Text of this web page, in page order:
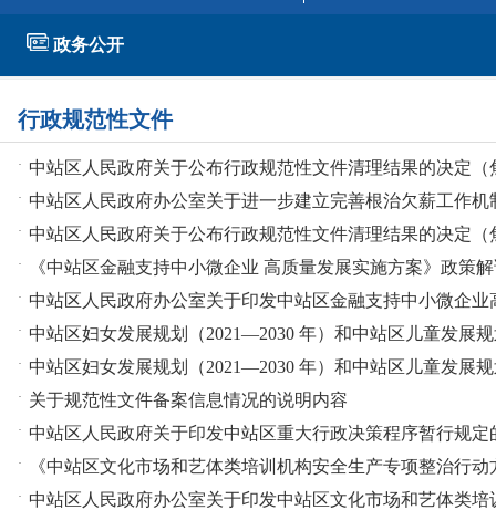
行政规范性文件
· 中站区人民政府关于公布行政规范性文件清理结果的决定（
· 中站区人民政府办公室关于进一步建立完善根治欠薪工作
· 中站区人民政府关于公布行政规范性文件清理结果的决定（
· 《中站区金融支持中小微企业 高质量发展实施方案》政策
· 中站区人民政府办公室关于印发中站区金融支持中小微企
· 中站区妇女发展规划（2021—2030 年）和中站区儿童发展
· 中站区妇女发展规划（2021—2030 年）和中站区儿童发展
· 关于规范性文件备案信息情况的说明内容
· 中站区人民政府关于印发中站区重大行政决策程序暂行规定
· 《中站区文化市场和艺体类培训机构安全生产专项整治行
· 中站区人民政府办公室关于印发中站区文化市场和艺体类培